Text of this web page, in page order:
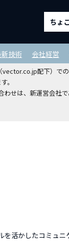
スホールディングス
配下）
。
せは、新運営会社
ちょ
技術 会社経営
を活かしたコミュニ